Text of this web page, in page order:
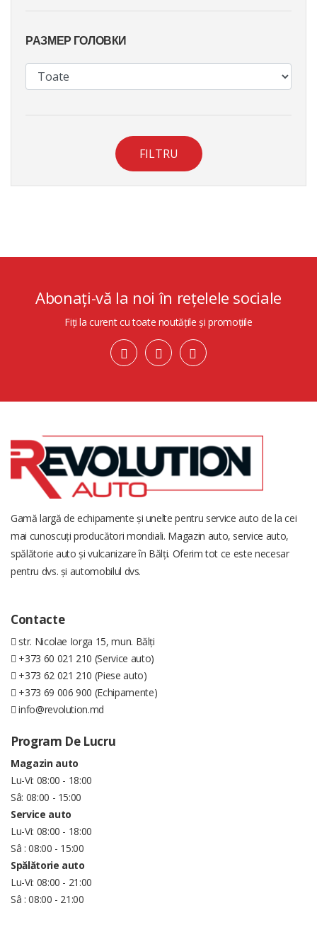
РАЗМЕР ГОЛОВКИ
FILTRU
Abonați-vă la noi în rețelele sociale
Fiți la curent cu toate noutățile și promoțiile
Gamă largă de echipamente și unelte pentru service auto de la cei
mai cunoscuți producători mondiali. Magazin auto, service auto,
spălătorie auto și vulcanizare în Bălți. Oferim tot ce este necesar
pentru dvs. și automobilul dvs.
Contacte
str. Nicolae Iorga 15, mun. Bălți
+373 60 021 210 (Service auto)
+373 62 021 210 (Piese auto)
+373 69 006 900 (Echipamente)
info@revolution.md
Program De Lucru
Magazin auto
Lu-Vi: 08:00 - 18:00
Sâ: 08:00 - 15:00
Service auto
Lu-Vi: 08:00 - 18:00
Sâ : 08:00 - 15:00
Spălătorie auto
Lu-Vi: 08:00 - 21:00
Sâ : 08:00 - 21:00